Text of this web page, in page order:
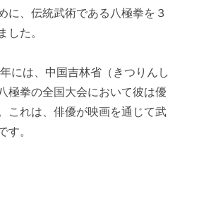
に、伝統武術である八極拳を３
した。
には、中国吉林省（きつりんし
極拳の全国大会において彼は優
これは、俳優が映画を通じて武
す。